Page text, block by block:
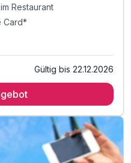
Restaurant
Card*
& Erlebnisbad
Gültig bis 22.12.2026